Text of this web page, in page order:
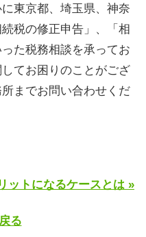
東京都、埼玉県、神奈
税の修正申告」、「相
た税務相談を承ってお
てお困りのことがござ
までお問い合わせくだ
ットになるケースとは »
る